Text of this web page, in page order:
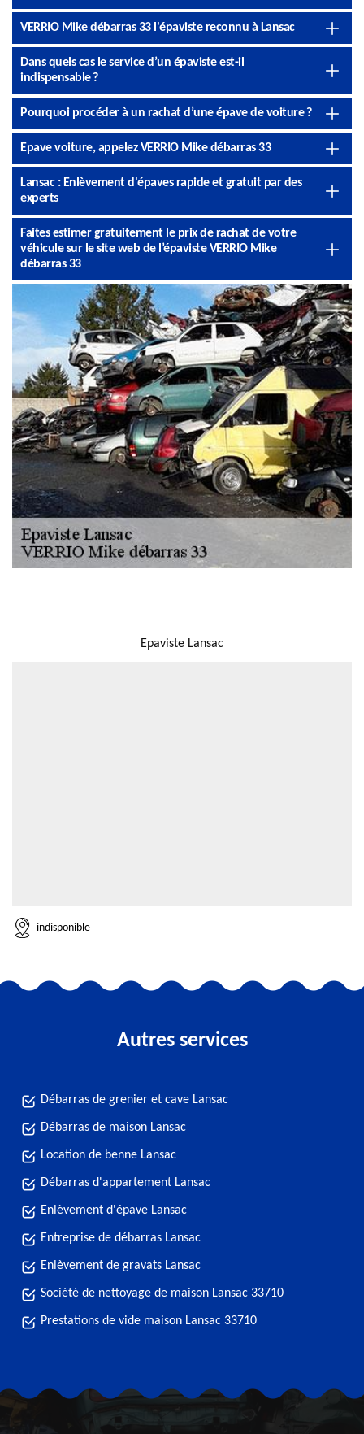
VERRIO Mike débarras 33 l'épaviste reconnu à Lansac
Dans quels cas le service d’un épaviste est-il
indispensable ?
Pourquoi procéder à un rachat d’une épave de voiture ?
Epave voiture, appelez VERRIO Mike débarras 33
Lansac : Enlèvement d'épaves rapide et gratuit par des
experts
Faites estimer gratuitement le prix de rachat de votre
véhicule sur le site web de l’épaviste VERRIO Mike
débarras 33
Epaviste Lansac
indisponible
Autres services
Débarras de grenier et cave Lansac
Débarras de maison Lansac
Location de benne Lansac
Débarras d'appartement Lansac
Enlèvement d'épave Lansac
Entreprise de débarras Lansac
Enlèvement de gravats Lansac
Société de nettoyage de maison Lansac 33710
Prestations de vide maison Lansac 33710